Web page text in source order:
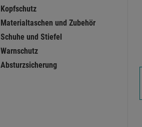
Kopfschutz
Materialtaschen und Zubehör
Schuhe und Stiefel
Warnschutz
Absturzsicherung